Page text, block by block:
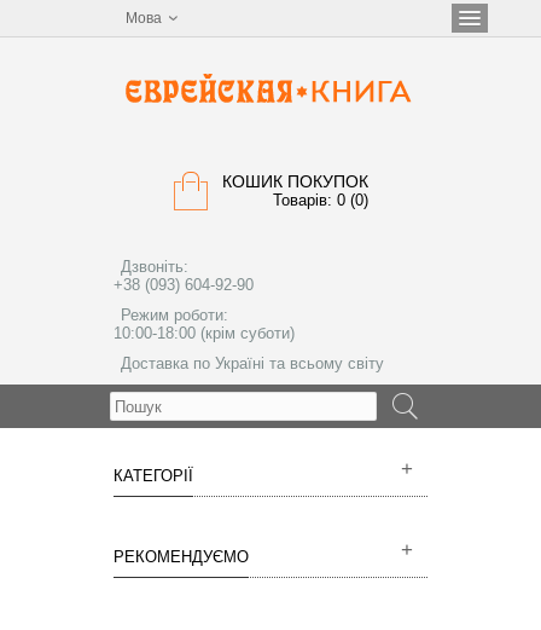
Мова
КОШИК ПОКУПОК
Товарів: 0 (0)
Дзвоніть:
+38 (093) 604-92-90
Режим роботи:
10:00-18:00 (крім суботи)
Доставка по Україні та всьому світу
КАТЕГОРІЇ
РЕКОМЕНДУЄМО